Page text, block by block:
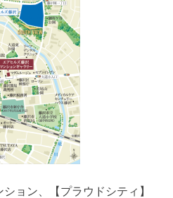
ョン、【プラウドシティ】